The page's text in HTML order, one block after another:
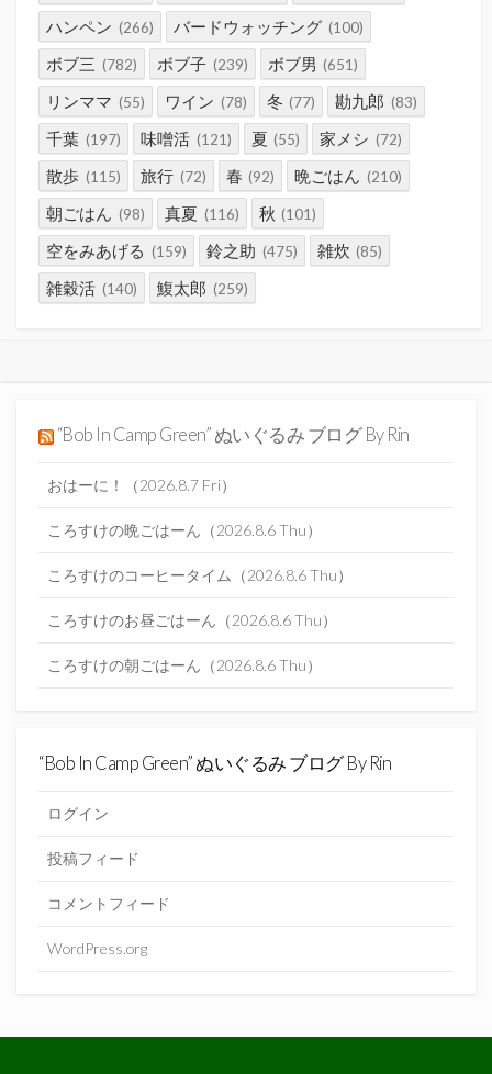
ハンペン (266) バードウォッチング (100)
ボブ三 (782) ボブ子 (239) ボブ男 (651)
リンママ (55) ワイン (78) 冬 (77) 勘九郎 (83)
千葉 (197) 味噌活 (121) 夏 (55) 家メシ (72)
散歩 (115) 旅行 (72) 春 (92) 晩ごはん (210)
朝ごはん (98) 真夏 (116) 秋 (101)
空をみあげる (159) 鈴之助 (475) 雑炊 (85)
雑穀活 (140) 鰒太郎 (259)
“Bob In Camp Green” ぬいぐるみ ブログ By Rin
おはーに！（2026.8.7 Fri）
ころすけの晩ごはーん（2026.8.6 Thu）
ころすけのコーヒータイム（2026.8.6 Thu）
ころすけのお昼ごはーん（2026.8.6 Thu）
ころすけの朝ごはーん（2026.8.6 Thu）
“Bob In Camp Green” ぬいぐるみ ブログ By Rin
ログイン
投稿フィード
コメントフィード
WordPress.org